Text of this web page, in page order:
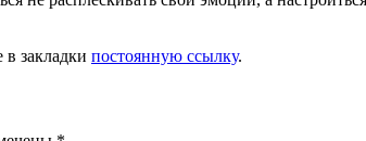
в закладки постоянную ссылку.